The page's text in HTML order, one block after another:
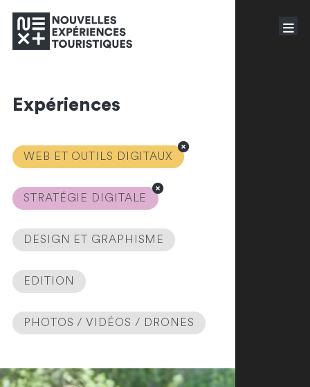
Expériences
WEB ET OUTILS DIGITAUX
STRATÉGIE DIGITALE
DESIGN ET GRAPHISME
EDITION
PHOTOS / VIDÉOS / DRONES